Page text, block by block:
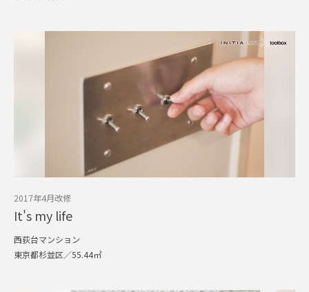
2017年4月改修
It's my life
西荻台マンション
東京都杉並区／55.44㎡